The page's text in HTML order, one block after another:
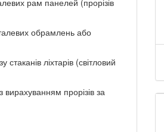
обрамлень або
ліхтарів (світловий
прорізів за